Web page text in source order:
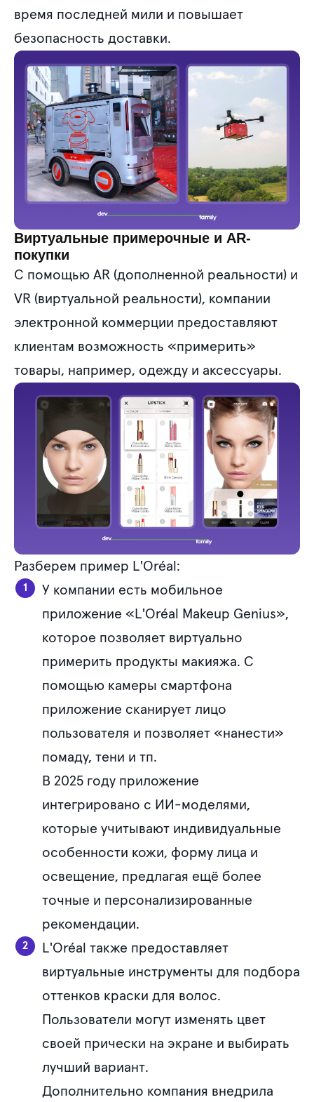
время последней мили и повышает
безопасность доставки.
Виртуальные примерочные и AR-
покупки
С помощью AR (дополненной реальности) и
VR (виртуальной реальности), компании
электронной коммерции предоставляют
клиентам возможность «примерить»
товары, например, одежду и аксессуары.
Разберем пример L'Oréal:
У компании есть мобильное
приложение «L'Oréal Makeup Genius»,
которое позволяет виртуально
примерить продукты макияжа. С
помощью камеры смартфона
приложение сканирует лицо
пользователя и позволяет «нанести»
помаду, тени и тп.
В 2025 году приложение
интегрировано с ИИ-моделями,
которые учитывают индивидуальные
особенности кожи, форму лица и
освещение, предлагая ещё более
точные и персонализированные
рекомендации.
L'Oréal также предоставляет
виртуальные инструменты для подбора
оттенков краски для волос.
Пользователи могут изменять цвет
своей прически на экране и выбирать
лучший вариант.
Дополнительно компания внедрила